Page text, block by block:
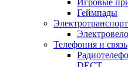
Игровые
Геймпады
Электротранспорт
Телефония и связь